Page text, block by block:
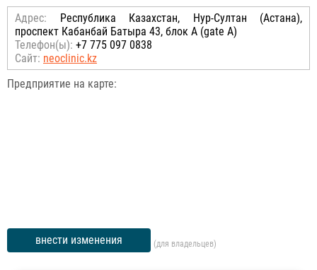
Адрес: Республика Казахстан, Нур-Султан (Астана),
проспект Кабанбай Батыра 43, блок А (gate A)
Телефон(ы): +7 775 097 0838
Сайт: neoclinic.kz
Предприятие на карте:
внести изменения (для владельцев)